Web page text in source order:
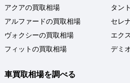
アクアの買取相場
アルファードの買取相場
ヴォクシーの買取相場
フィットの買取相場
タン
セレ
エク
デミ
車買取相場を調べる